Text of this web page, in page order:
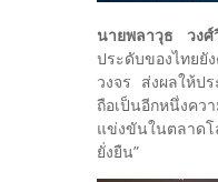
นายพลาวุธ วงศ์
ประดับของไทย
วงจร ส่งผลให้ป
ถือเป็นอีกหนึ่งค
แข่งขันในตลาด
ยั่งยืน”